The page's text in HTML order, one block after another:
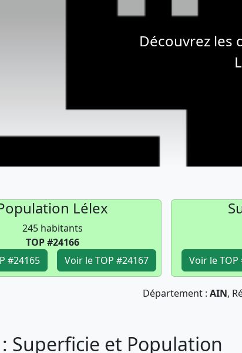
Découvrez les
Lélex
245 habitants
TOP #24166
#24165
Voir le TOP #24167
Voir le TOP
Département : AIN,
: Superficie et Population